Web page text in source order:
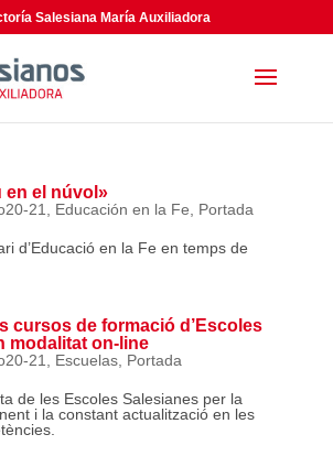
Salesiana María Auxiliadora
en el núvol»
21 Educación en la Fe Portada
d’Educació en la Fe en temps de
cursos de formació d’Escoles
modalitat on-line
21 Escuelas, Portada
de les Escoles Salesianes per la
i la constant actualització en les